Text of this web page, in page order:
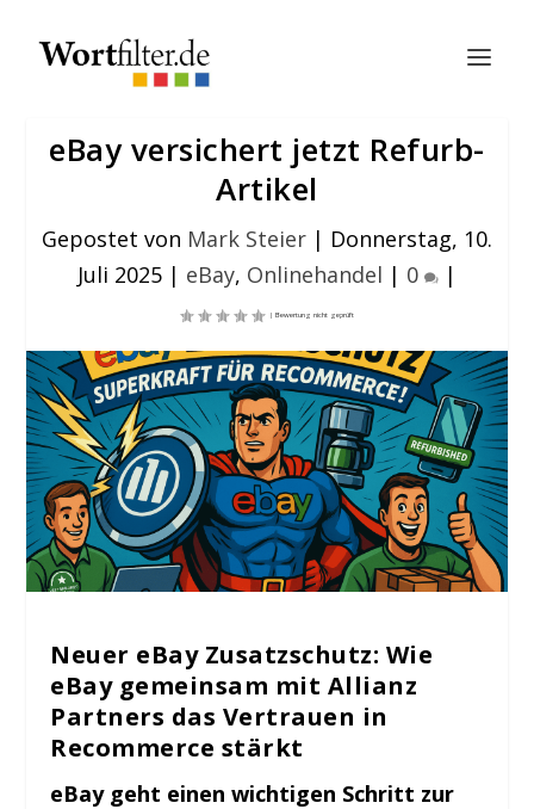
eBay versichert jetzt Refurb-
Artikel
Gepostet von Mark Steier | Donnerstag, 10.
Juli 2025 | eBay, Onlinehandel | 0 |
Neuer eBay Zusatzschutz: Wie
eBay gemeinsam mit Allianz
Partners das Vertrauen in
Recommerce stärkt
eBay geht einen wichtigen Schritt zur